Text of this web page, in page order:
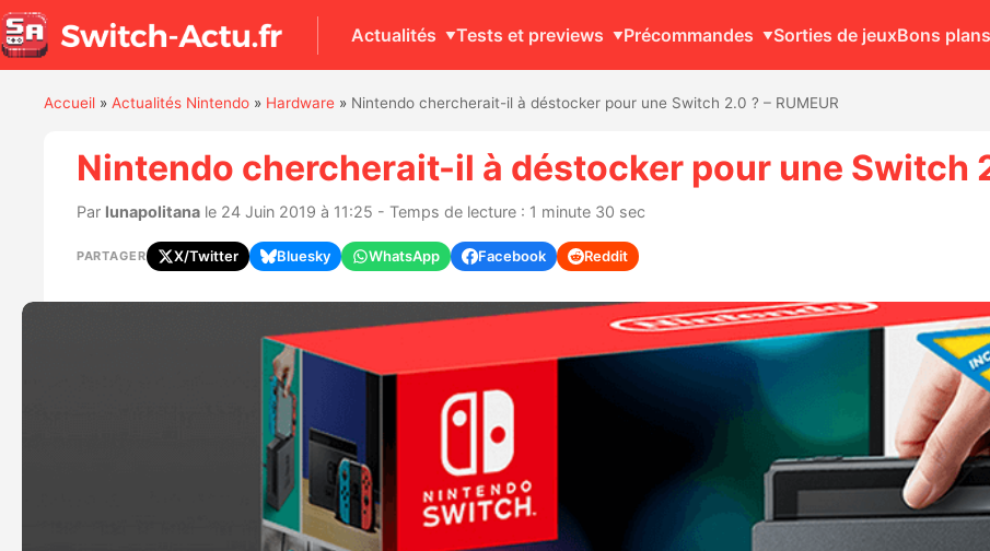
Actualités Tests et previews Précommandes Sorties de jeuxBons plans
Accueil» Actualités Nintendo» Hardware» Nintendo chercherait-il à déstocker pour une Switch 2.0 ? – RUMEUR
Nintendo chercherait-il à déstocker pour une Switch
Par lunapolitanale 24 Juin 2019 à 11:25 - Temps de lecture : 1 minute 30 sec
PARTAGER X/Twitter Bluesky WhatsApp Facebook Reddit